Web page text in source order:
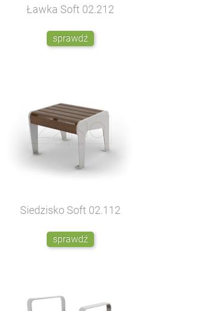
Ławka Soft 02.212
sprawdź
Siedzisko Soft 02.112
sprawdź